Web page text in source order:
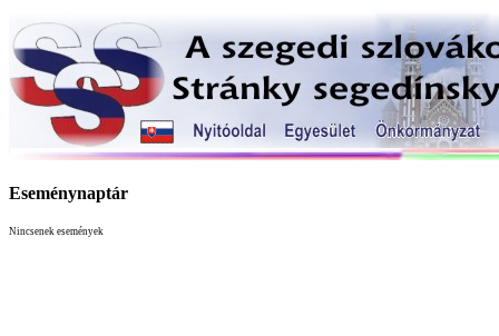
Eseménynaptár
Nincsenek események